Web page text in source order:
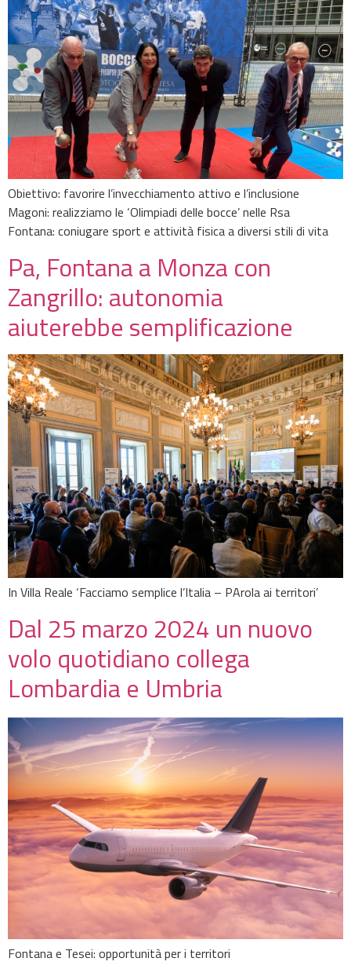
Obiettivo: favorire l’invecchiamento attivo e l’inclusione
Magoni: realizziamo le ‘Olimpiadi delle bocce’ nelle Rsa
Fontana: coniugare sport e attività fisica a diversi stili di vita
Pa, Fontana a Monza con
Zangrillo: autonomia
aiuterebbe semplificazione
In Villa Reale ‘Facciamo semplice l’Italia – PArola ai territori’
Dal 25 marzo 2024 un nuovo
volo quotidiano collega
Lombardia e Umbria
Fontana e Tesei: opportunità per i territori